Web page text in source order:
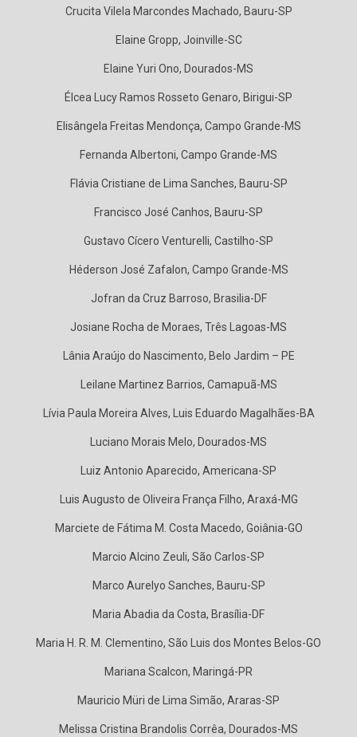
Crucita Vilela Marcondes Machado, Bauru-SP
Elaine Gropp, Joinville-SC
Elaine Yuri Ono, Dourados-MS
Élcea Lucy Ramos Rosseto Genaro, Birigui-SP
Elisângela Freitas Mendonça, Campo Grande-MS
Fernanda Albertoni, Campo Grande-MS
Flávia Cristiane de Lima Sanches, Bauru-SP
Francisco José Canhos, Bauru-SP
Gustavo Cícero Venturelli, Castilho-SP
Héderson José Zafalon, Campo Grande-MS
Jofran da Cruz Barroso, Brasilia-DF
Josiane Rocha de Moraes, Três Lagoas-MS
Lânia Araújo do Nascimento, Belo Jardim – PE
Leilane Martinez Barrios, Camapuã-MS
Lívia Paula Moreira Alves, Luis Eduardo Magalhães-BA
Luciano Morais Melo, Dourados-MS
Luiz Antonio Aparecido, Americana-SP
Luis Augusto de Oliveira França Filho, Araxá-MG
Marciete de Fátima M. Costa Macedo, Goiânia-GO
Marcio Alcino Zeuli, São Carlos-SP
Marco Aurelyo Sanches, Bauru-SP
Maria Abadia da Costa, Brasília-DF
Maria H. R. M. Clementino, São Luis dos Montes Belos-GO
Mariana Scalcon, Maringá-PR
Mauricio Müri de Lima Simão, Araras-SP
Melissa Cristina Brandolis Corrêa, Dourados-MS